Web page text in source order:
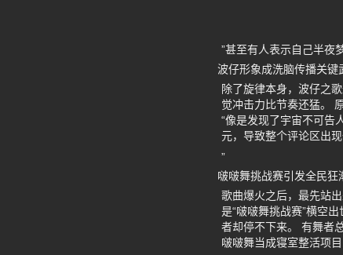
”甚至有人表示自己半夜
波仔形象成洗脑传播关键
除了旋律本身，波仔之
觉冲击力比节奏还猛。
“像是发现了宇宙不可告
元，导致整个评论区出
”
啵啵舞挑战赛引发全民狂
歌曲爆火之后，最先站
是“啵啵舞挑战赛”横空
者却停不下来。 有舞者
啵啵舞当成寝室整活项目